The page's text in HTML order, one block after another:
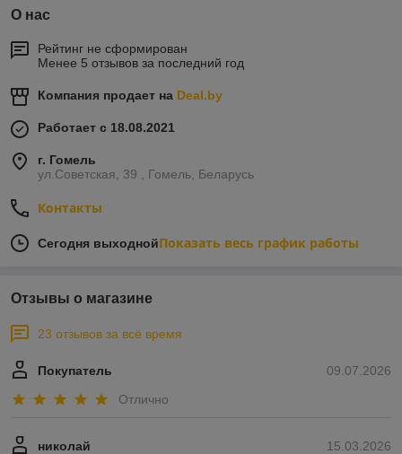
О нас
Рейтинг не сформирован
Менее 5 отзывов за последний год
Компания продает на Deal.by
Работает с 18.08.2021
г. Гомель
ул.Советская, 39 , Гомель, Беларусь
Контакты
Сегодня выходнойПоказать весь график работы
Отзывы о магазине
23 отзывов за всё время
09.07.2026
Покупатель
Отлично
15.03.2026
николай